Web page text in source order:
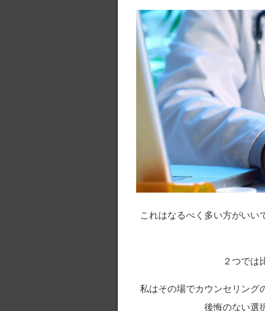
これはなるべく多い方がいい
２つでは
私はその場でカウンセリング
後悔のない選